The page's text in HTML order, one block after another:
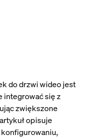
do drzwi wideo jest
integrować się z
zwiększone
opisuje